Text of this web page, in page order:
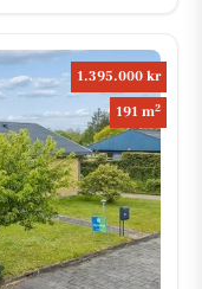
1.395.000 kr
191 m2